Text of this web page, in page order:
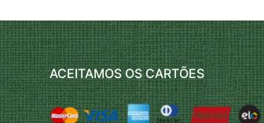
ACEITAMOS OS CARTÕES